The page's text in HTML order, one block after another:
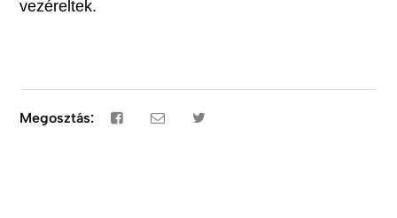
vezéreltek.
Megosztás: